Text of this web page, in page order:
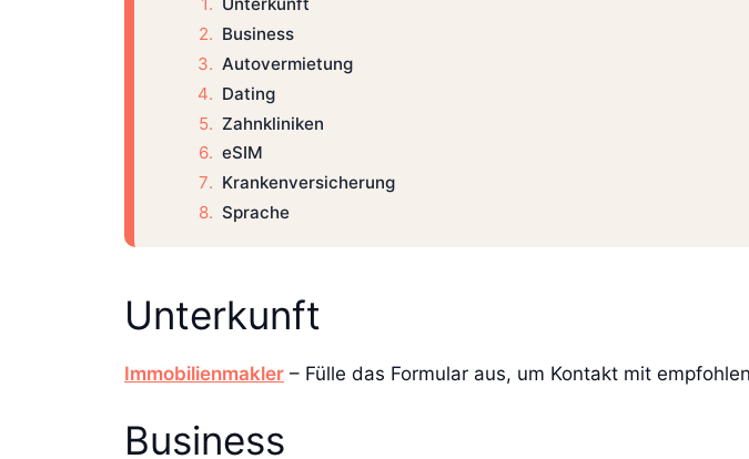
Unterkunft
Business
Autovermietung
Dating
Zahnkliniken
eSIM
Krankenversicherung
Sprache
Unterkunft
Immobilienmakler – Fülle das Formular aus, um Kontakt mit
Business